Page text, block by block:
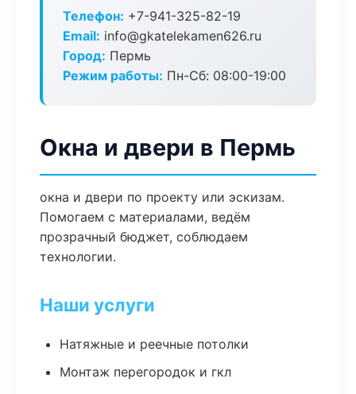
Телефон: +7-941-325-82-19
Email: info@gkatelekamen626.ru
Город: Пермь
Режим работы: Пн-Сб: 08:00-19:00
Окна и двери в Пермь
окна и двери по проекту или эскизам.
Помогаем с материалами, ведём
прозрачный бюджет, соблюдаем
технологии.
Наши услуги
Натяжные и реечные потолки
Монтаж перегородок и гкл